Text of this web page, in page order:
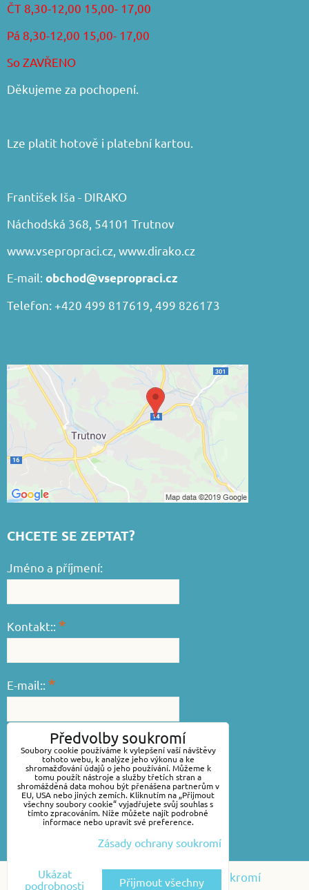
ČT 8,30-12,00 15,00- 17,00
Pá 8,30-12,00 15,00- 17,00
So ZAVŘENO
Děkujeme za pochopení.
Lze platit hotově i platební kartou.
František Iša - DIRAKO
Náchodská 368, 54101 Trutnov
www.vsepropraci.cz, www.dirako.cz
E-mail: obchod@vsepropraci.cz
Telefon: +420 499 817619, 499 826173
CHCETE SE ZEPTAT?
Jméno a příjmení:
Kontakt:: *
E-mail:: *
Váš dotaz::*
Předvolby soukromí
Zásady ochrany soukromí
Předvolby soukromí
Soubory cookie používáme k vylepšení vaší návštěvy
tohoto webu, k analýze jeho výkonu a ke
shromažďování údajů o jeho používání. Můžeme k
tomu použít nástroje a služby třetích stran a
shromážděná data mohou být přenášena partnerům v
EU, USA nebo jiných zemích. Kliknutím na „Přijmout
všechny soubory cookie“ vyjadřujete svůj souhlas s
tímto zpracováním. Níže můžete najít podrobné
informace nebo upravit své preference.
Zásady ochrany soukromí
Ukázat
podrobnosti
Přijmout všechny